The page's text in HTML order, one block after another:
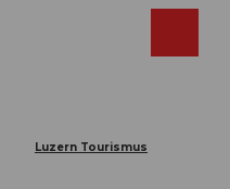
Luzern Tourismus